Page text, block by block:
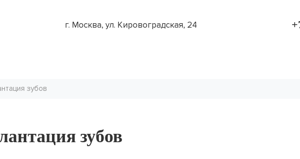
г. Москва, ул. Кировоградская, 24
зубов
зубов